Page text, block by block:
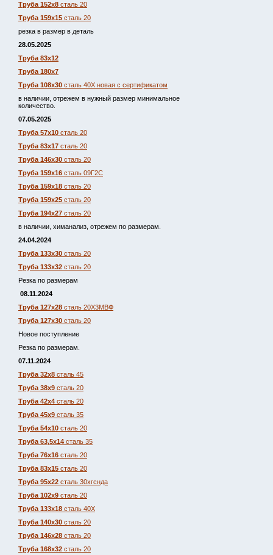
Труба 152х8 сталь 20
Труба 159х15 сталь 20
резка в размер в деталь
28.05.2025
Труба 83х12
Труба 180х7
Труба 108х30 сталь 40Х новая с сертификатом
в наличии, отрежем в нужный размер минимальное
количество.
07.05.2025
Труба 57х10 сталь 20
Труба 83х17 сталь 20
Труба 146х30 сталь 20
Труба 159х16 сталь 09Г2С
Труба 159х18 сталь 20
Труба 159х25 сталь 20
Труба 194х27 сталь 20
в наличии, химанализ, отрежем по размерам.
24.04.2024
Труба 133х30 сталь 20
Труба 133х32 сталь 20
Резка по размерам
08.11.2024
Труба 127х28 сталь 20Х3МВФ
Труба 127х30 сталь 20
Новое поступление
Резка по размерам.
07.11.2024
Труба 32х8 сталь 45
Труба 38х9 сталь 20
Труба 42х4 сталь 20
Труба 45х9 сталь 35
Труба 54х10 сталь 20
Труба 63,5х14 сталь 35
Труба 76х16 сталь 20
Труба 83х15 сталь 20
Труба 95х22 сталь 30хгснда
Труба 102х9 сталь 20
Труба 133х18 сталь 40Х
Труба 140х30 сталь 20
Труба 146х28 сталь 20
Труба 168х32 сталь 20